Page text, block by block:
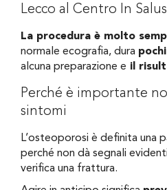
Lecco al Centro In Salus
La procedura è molto
normale ecografia, dura
alcuna preparazione e il
Perché è importante
sintomi
L’osteoporosi è definita una
perché non dà segnali
verifica una frattura.